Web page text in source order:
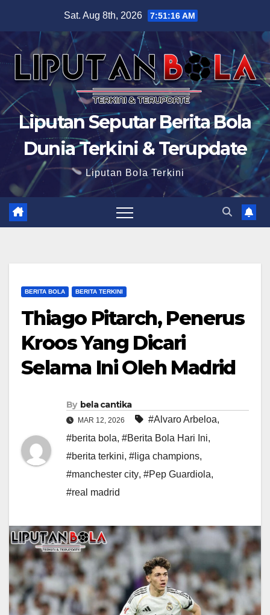
content
Sat. Aug 8th, 2026 7:51:18 AM
Liputan Seputar Berita Bola
Dunia Terkini & Terupdate
Liputan Bola Terkini
BERITA BOLA BERITA TERKINI
Thiago Pitarch, Penerus
Kroos Yang Dicari
Selama Ini Oleh Madrid
By bela cantika
MAR 12, 2026 #Alvaro Arbeloa,
#berita bola, #Berita Bola Hari Ini,
#berita terkini, #liga champions,
#manchester city, #Pep Guardiola,
#real madrid